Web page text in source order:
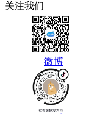
关注我们
微博